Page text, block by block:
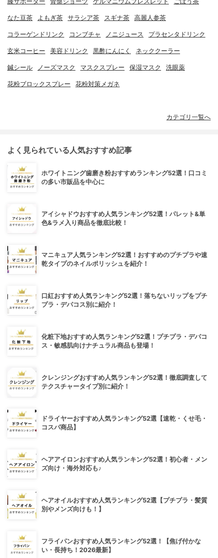
なた豆茶 よもぎ茶 サラシア茶 スギナ茶 高麗人参茶
コラーゲンドリンク コンブチャ ノニジュース プラセンタドリンク
玄米コーヒー 美容ドリンク 黒酢にんにく ネッククーラー
鍼シール ノーズマスク マスクスプレー 保湿マスク 洗眼薬
花粉ブロックスプレー 花粉対策メガネ
カテゴリ一覧へ
よく見られている人気おすすめ記事
ホワイトニング歯磨き粉おすすめランキング52選！口コミ
の多い市販品を中心に
アイシャドウおすすめ人気ランキング52選！パレット&単
色&ラメ入り商品を徹底比較！
マニキュア人気ランキング52選！おすすめのプチプラや速
乾タイプのネイルポリッシュを紹介！
口紅おすすめ人気ランキング52選！落ちないリップをプチ
プラ・デパコス別に紹介！
化粧下地おすすめ人気ランキング52選！プチプラ・デパコ
ス・敏感肌向けナチュラル商品も登場！
クレンジングおすすめ人気ランキング52選！徹底調査して
テクスチャータイプ別に紹介！
ドライヤーおすすめ人気ランキング52選【速乾・くせ毛・
コスパ商品】
ヘアアイロンおすすめ人気ランキング52選！初心者・メン
ズ向け・海外対応も♪
ヘアオイルおすすめ人気ランキング52選【プチプラ・髪質
別やメンズ向けも！】
フライパンおすすめ人気ランキング52選！【焦げ付かな
い・長持ち！2026最新】